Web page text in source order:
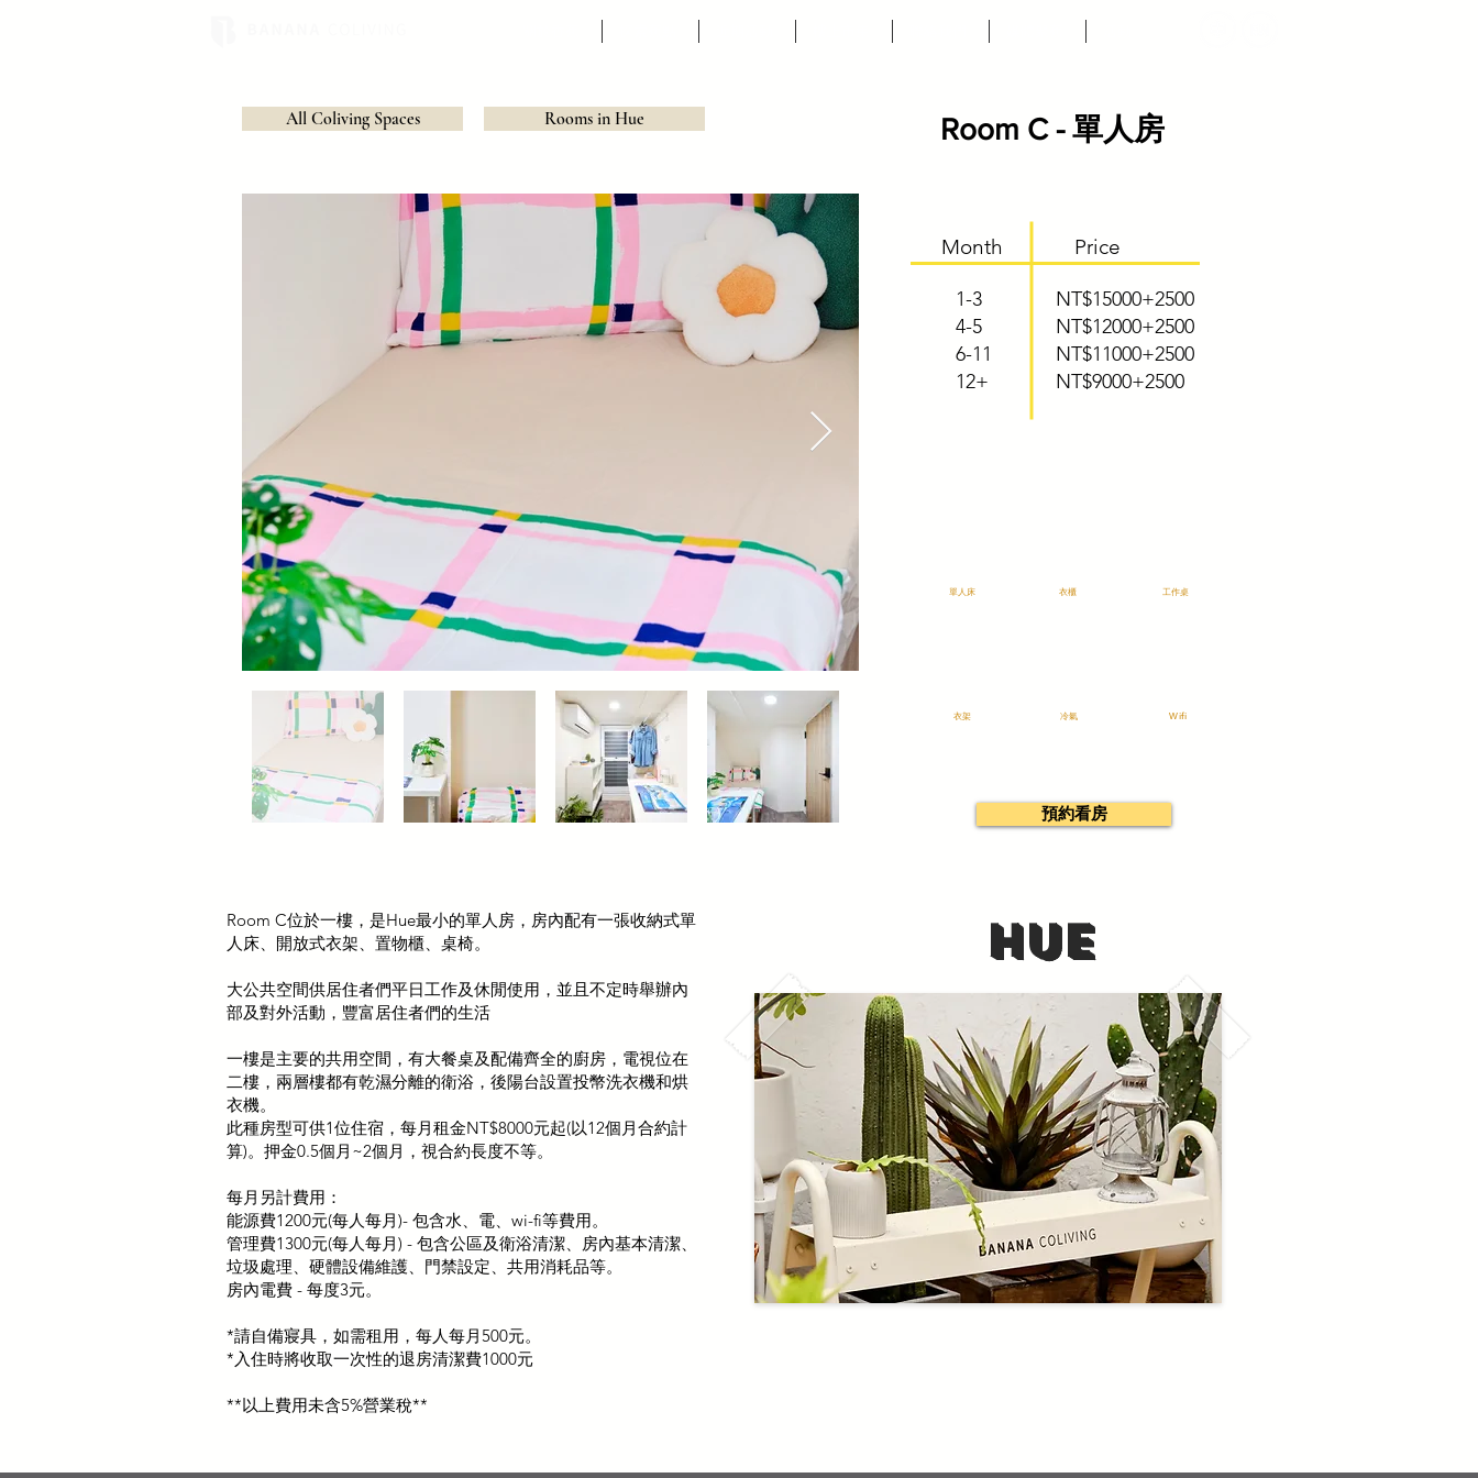
All Coliving Spaces Rooms in Hue Room C - 單人房
Month Price
1-3
4-5
6-11
12+
NT$15000+2500
NT$12000+2500
NT$11000+2500
NT$9000+2500
​單人床 衣櫃 工作桌
衣架 冷氣 Wifi
預約看房
Room C位於一樓，是Hue最小的單人房，房內配有一張收納式單
人床、開放式衣架、置物櫃、桌椅。
大公共空間供居住者們平日工作及休閒使用，並且不定時舉辦內
部及對外活動，豐富居住者們的生活
一樓是主要的共用空間，有大餐桌及配備齊全的廚房，電視位在
二樓，兩層樓都有乾濕分離的衛浴，後陽台設置投幣洗衣機和烘
衣機。
此種房型可供1位住宿，每月租金NT$8000元起(以12個月合約計
算)。押金​0.5個月~2個月，視合約長度不等。
每月另計費用：
能源費1200元(每人每月)- 包含水、電、wi-fi等費用。
管理費1300元(每人每月) - 包含公區及衛浴清潔、房內基本清潔、
垃圾處理、硬體設備維護、門禁設定、共用消耗品等。
房內電費 - 每度3元。
*請自備寢具，如需租用，每人每月500元。
*入住時將收取一次性的退房清潔費1000元
**以上費用未含5%營業稅**
Hue